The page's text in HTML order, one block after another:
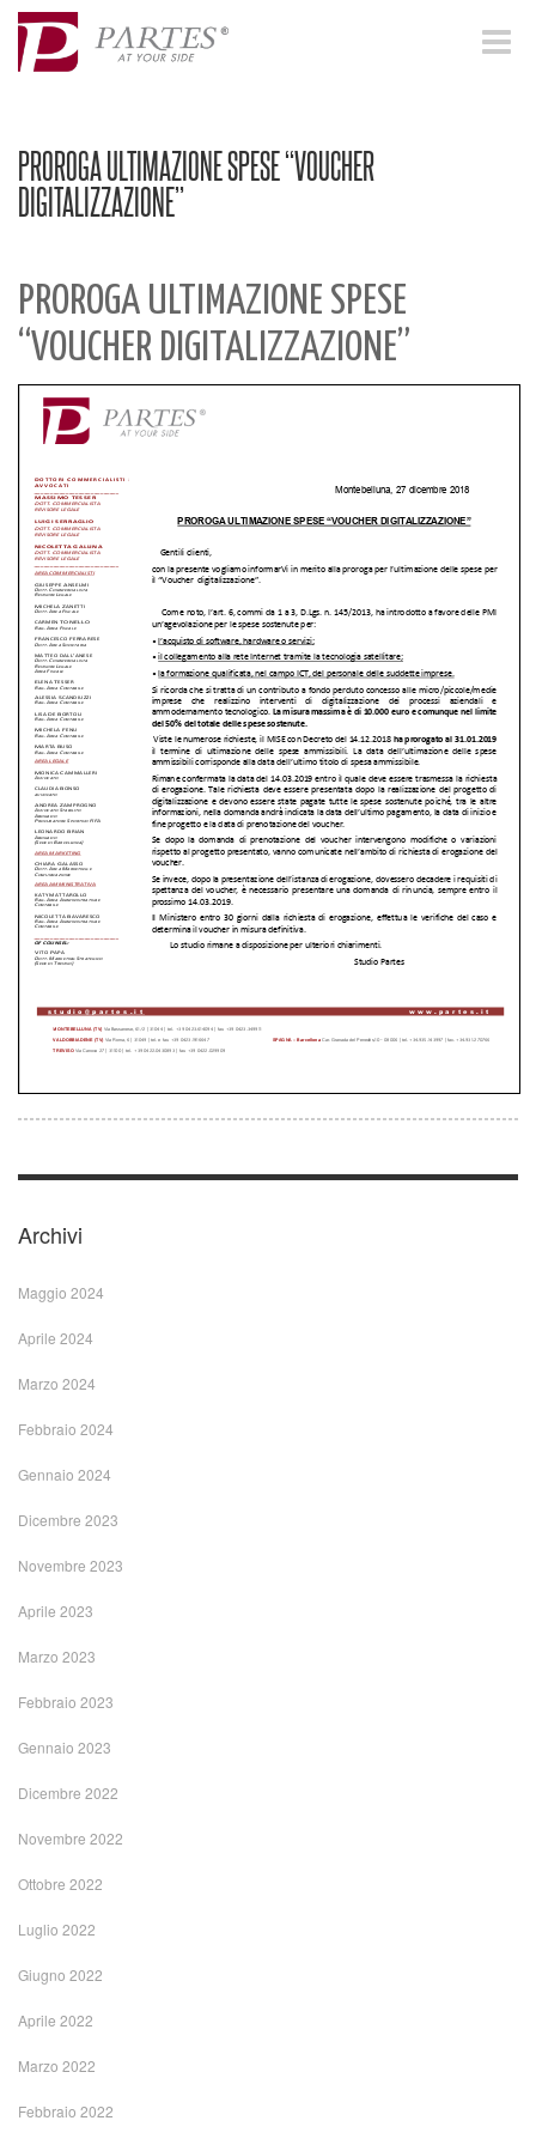
Toggle
PROROGA ULTIMAZIONE SPESE “VOUCHER
DIGITALIZZAZIONE”
PROROGA ULTIMAZIONE SPESE
“VOUCHER DIGITALIZZAZIONE”
Archivi
Maggio 2024
Aprile 2024
Marzo 2024
Febbraio 2024
Gennaio 2024
Dicembre 2023
Novembre 2023
Aprile 2023
Marzo 2023
Febbraio 2023
Gennaio 2023
Dicembre 2022
Novembre 2022
Ottobre 2022
Luglio 2022
Giugno 2022
Aprile 2022
Marzo 2022
Febbraio 2022